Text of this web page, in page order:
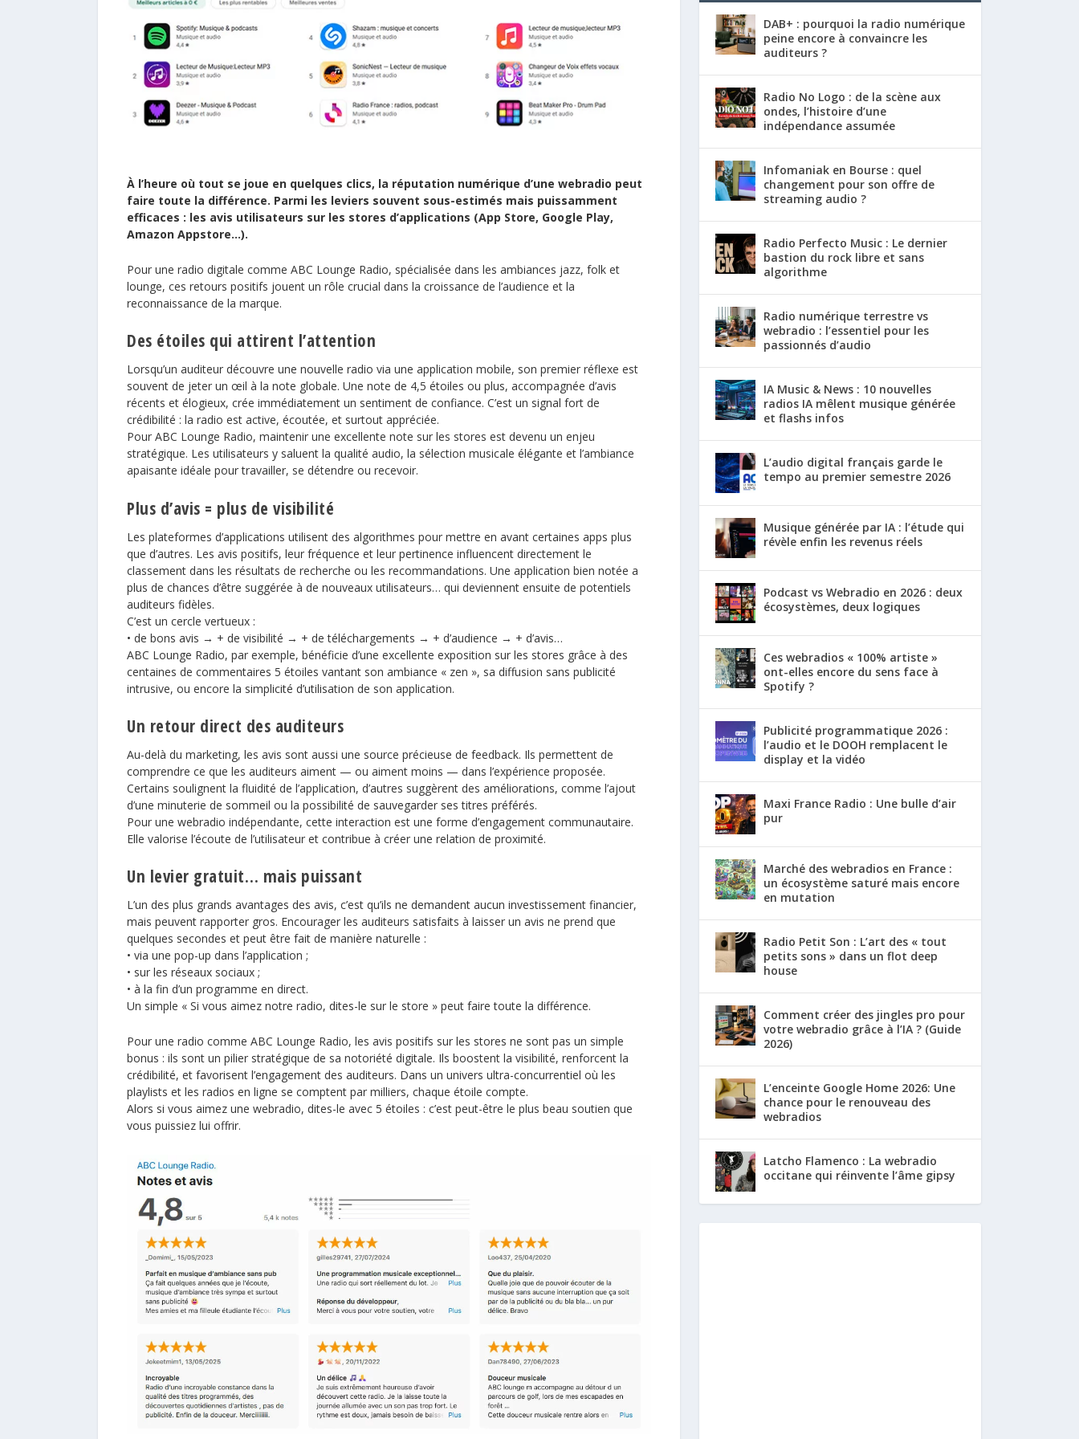
À l’heure où tout se joue en quelques clics, la réputation numérique d’une webradio peut
faire toute la différence. Parmi les leviers souvent sous-estimés mais puissamment
efficaces : les avis utilisateurs sur les stores d’applications (App Store, Google Play,
Amazon Appstore…).
Pour une radio digitale comme ABC Lounge Radio, spécialisée dans les ambiances jazz, folk et
lounge, ces retours positifs jouent un rôle crucial dans la croissance de l’audience et la
reconnaissance de la marque.
Des étoiles qui attirent l’attention
Lorsqu’un auditeur découvre une nouvelle radio via une application mobile, son premier réflexe est
souvent de jeter un œil à la note globale. Une note de 4,5 étoiles ou plus, accompagnée d’avis
récents et élogieux, crée immédiatement un sentiment de confiance. C’est un signal fort de
crédibilité : la radio est active, écoutée, et surtout appréciée.
Pour ABC Lounge Radio, maintenir une excellente note sur les stores est devenu un enjeu
stratégique. Les utilisateurs y saluent la qualité audio, la sélection musicale élégante et l’ambiance
apaisante idéale pour travailler, se détendre ou recevoir.
Plus d’avis = plus de visibilité
Les plateformes d’applications utilisent des algorithmes pour mettre en avant certaines apps plus
que d’autres. Les avis positifs, leur fréquence et leur pertinence influencent directement le
classement dans les résultats de recherche ou les recommandations. Une application bien notée a
plus de chances d’être suggérée à de nouveaux utilisateurs… qui deviennent ensuite de potentiels
auditeurs fidèles.
C’est un cercle vertueux :
• de bons avis → + de visibilité → + de téléchargements → + d’audience → + d’avis…
ABC Lounge Radio, par exemple, bénéficie d’une excellente exposition sur les stores grâce à des
centaines de commentaires 5 étoiles vantant son ambiance « zen », sa diffusion sans publicité
intrusive, ou encore la simplicité d’utilisation de son application.
Un retour direct des auditeurs
Au-delà du marketing, les avis sont aussi une source précieuse de feedback. Ils permettent de
comprendre ce que les auditeurs aiment — ou aiment moins — dans l’expérience proposée.
Certains soulignent la fluidité de l’application, d’autres suggèrent des améliorations, comme l’ajout
d’une minuterie de sommeil ou la possibilité de sauvegarder ses titres préférés.
Pour une webradio indépendante, cette interaction est une forme d’engagement communautaire.
Elle valorise l’écoute de l’utilisateur et contribue à créer une relation de proximité.
Un levier gratuit… mais puissant
L’un des plus grands avantages des avis, c’est qu’ils ne demandent aucun investissement financier,
mais peuvent rapporter gros. Encourager les auditeurs satisfaits à laisser un avis ne prend que
quelques secondes et peut être fait de manière naturelle :
• via une pop-up dans l’application ;
• sur les réseaux sociaux ;
• à la fin d’un programme en direct.
Un simple « Si vous aimez notre radio, dites-le sur le store » peut faire toute la différence.
Pour une radio commeABC Lounge Radio, les avis positifs sur les stores ne sont pas un simple
bonus : ils sont un pilier stratégique de sa notoriété digitale. Ils boostent la visibilité, renforcent la
crédibilité, et favorisent l’engagement des auditeurs. Dans un univers ultra-concurrentiel où les
playlists et les radios en ligne se comptent par milliers, chaque étoile compte.
Alors si vous aimez une webradio, dites-le avec 5 étoiles : c’est peut-être le plus beau soutien que
vous puissiez lui offrir.
DAB+ : pourquoi la radio numérique
peine encore à convaincre les
auditeurs ?
Radio No Logo : de la scène aux
ondes, l’histoire d’une
indépendance assumée
Infomaniak en Bourse : quel
changement pour son offre de
streaming audio ?
Radio Perfecto Music : Le dernier
bastion du rock libre et sans
algorithme
Radio numérique terrestre vs
webradio : l’essentiel pour les
passionnés d’audio
IA Music & News : 10 nouvelles
radios IA mêlent musique générée
et flashs infos
L’audio digital français garde le
tempo au premier semestre 2026
Musique générée par IA : l’étude qui
révèle enfin les revenus réels
Podcast vs Webradio en 2026 : deux
écosystèmes, deux logiques
Ces webradios « 100% artiste »
ont-elles encore du sens face à
Spotify ?
Publicité programmatique 2026 :
l’audio et le DOOH remplacent le
display et la vidéo
Maxi France Radio : Une bulle d’air
pur
Marché des webradios en France :
un écosystème saturé mais encore
en mutation
Radio Petit Son : L’art des « tout
petits sons » dans un flot deep
house
Comment créer des jingles pro pour
votre webradio grâce à l’IA ? (Guide
2026)
L’enceinte Google Home 2026: Une
chance pour le renouveau des
webradios
Latcho Flamenco : La webradio
occitane qui réinvente l’âme gipsy